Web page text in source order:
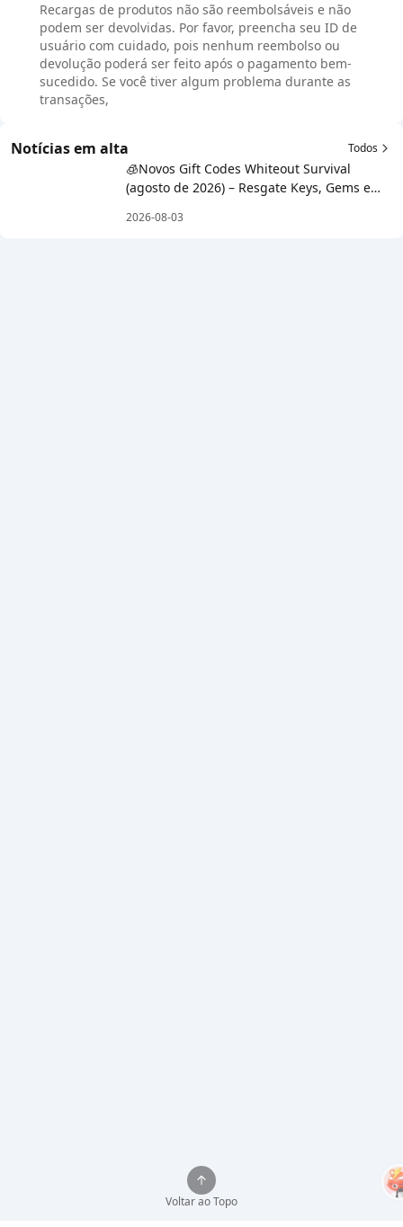
Recargas de produtos não são reembolsáveis e não
podem ser devolvidas. Por favor, preencha seu ID de
usuário com cuidado, pois nenhum reembolso ou
devolução poderá ser feito após o pagamento bem-
sucedido. Se você tiver algum problema durante as
transações,
Notícias em alta Todos
🧊Novos Gift Codes Whiteout Survival
(agosto de 2026) – Resgate Keys, Gems e
2026-08-03
Voltar ao Topo